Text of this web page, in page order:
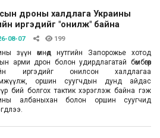
дроны халдлага Украины
иргэдийг "онилж" байна
08-07 199
зүүн өмнөд нутгийн Запорожье хотод
арми дрон болон удирдлагатай бөмбөгөөр
иргэдийг онилсон халдлагаа
оршин суугчдын дунд айдас
бий болгох тактик хэрэглэж байна гэж
албаныхан болон оршин суугчид